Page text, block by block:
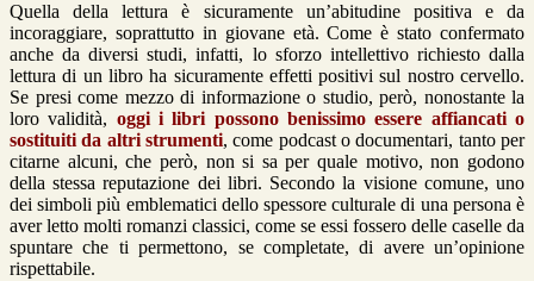
Quella della lettura è sicuramente un’abitudine positiva e da
incoraggiare, soprattutto in giovane età. Come è stato confermato
anche da diversi studi, infatti, lo sforzo intellettivo richiesto dalla
lettura di un libro ha sicuramente effetti positivi sul nostro cervello.
Se presi come mezzo di informazione o studio, però, nonostante la
loro validità, oggi i libri possono benissimo essere affiancati o
sostituiti da altri strumenti, come podcast o documentari, tanto per
citarne alcuni, che però, non si sa per quale motivo, non godono
della stessa reputazione dei libri. Secondo la visione comune, uno
dei simboli più emblematici dello spessore culturale di una persona è
aver letto molti romanzi classici, come se essi fossero delle caselle da
spuntare che ti permettono, se completate, di avere un’opinione
rispettabile.